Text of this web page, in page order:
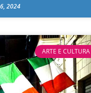
2024
ARTE E CULTURA